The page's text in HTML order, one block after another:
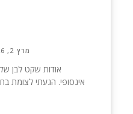
מרץ 2, 2026
אודות שקט לבן
אינסופי. הגעתי לצומת